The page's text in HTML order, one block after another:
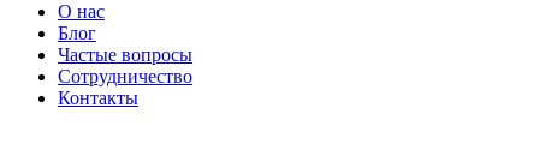
О нас
Блог
Частые вопросы
Сотрудничество
Контакты